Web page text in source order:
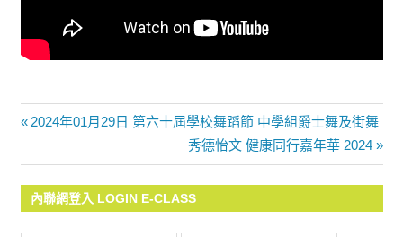
章
導
Previous
2024年01月29日 第六十屆學校舞蹈節 中學組爵士舞及街舞
Next
Post:
秀德怡文 健康同行嘉年華 2024
內聯網登入 LOGIN E-CLASS